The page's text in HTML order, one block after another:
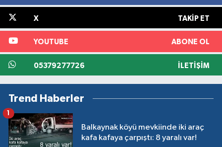
X TAKIP ET
YOUTUBE ABONE OL
05379277726 İLETIŞIM
Trend Haberler
Balkaynak köyü mevkiinde iki araç
kafa kafaya çarpıştı: 8 yaralı var!
1